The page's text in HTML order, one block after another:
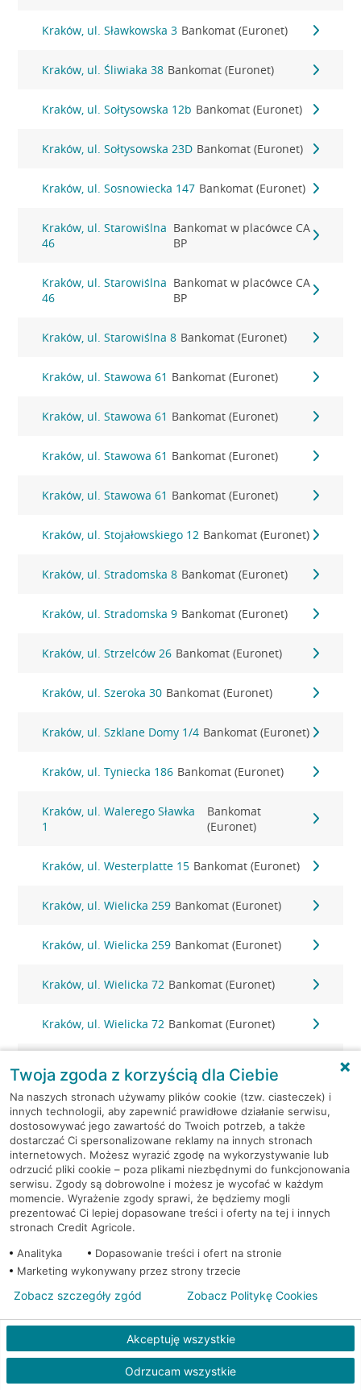
Kraków, ul. Sławkowska 3 Bankomat (Euronet)
Kraków, ul. Śliwiaka 38 Bankomat (Euronet)
Kraków, ul. Sołtysowska 12b Bankomat (Euronet)
Kraków, ul. Sołtysowska 23D Bankomat (Euronet)
Kraków, ul. Sosnowiecka 147 Bankomat (Euronet)
Kraków, ul. Starowiślna
46
Bankomat w placówce CA
BP
Kraków, ul. Starowiślna
46
Bankomat w placówce CA
BP
Kraków, ul. Starowiślna 8 Bankomat (Euronet)
Kraków, ul. Stawowa 61 Bankomat (Euronet)
Kraków, ul. Stawowa 61 Bankomat (Euronet)
Kraków, ul. Stawowa 61 Bankomat (Euronet)
Kraków, ul. Stawowa 61 Bankomat (Euronet)
Kraków, ul. Stojałowskiego 12 Bankomat (Euronet)
Kraków, ul. Stradomska 8 Bankomat (Euronet)
Kraków, ul. Stradomska 9 Bankomat (Euronet)
Kraków, ul. Strzelców 26 Bankomat (Euronet)
Kraków, ul. Szeroka 30 Bankomat (Euronet)
Kraków, ul. Szklane Domy 1/4 Bankomat (Euronet)
Kraków, ul. Tyniecka 186 Bankomat (Euronet)
Kraków, ul. Walerego Sławka
1
Bankomat
(Euronet)
Kraków, ul. Westerplatte 15 Bankomat (Euronet)
Kraków, ul. Wielicka 259 Bankomat (Euronet)
Kraków, ul. Wielicka 259 Bankomat (Euronet)
Kraków, ul. Wielicka 72 Bankomat (Euronet)
Kraków, ul. Wielicka 72 Bankomat (Euronet)
Kraków, ul. Wielicka 79 Bankomat (Euronet)
Kraków, ul. Wiślna 6 Bankomat (Euronet)
Kraków, ul. Włoska 2 Bankomat (Euronet)
Kraków, ul. Wrocławska 43A Bankomat (Euronet)
Kraków, ul. Wysłouchów 1 Bankomat (Euronet)
Kraków, ul. Zakopiańska 105 Bankomat (Euronet)
Kraków, ul. Zakopiańska 62 Bankomat (Euronet)
Kraków, ul. Zakopiańska 62 Bankomat (Euronet)
Twoja zgoda z korzyścią dla Ciebie
Na naszych stronach używamy plików cookie (tzw. ciasteczek) i
innych technologii, aby zapewnić prawidłowe działanie serwisu,
dostosowywać jego zawartość do Twoich potrzeb, a także
dostarczać Ci spersonalizowane reklamy na innych stronach
internetowych. Możesz wyrazić zgodę na wykorzystywanie lub
odrzucić pliki cookie – poza plikami niezbędnymi do funkcjonowania
serwisu. Zgody są dobrowolne i możesz je wycofać w każdym
momencie. Wyrażenie zgody sprawi, że będziemy mogli
prezentować Ci lepiej dopasowane treści i oferty na tej i innych
stronach Credit Agricole.
Analityka
Dopasowanie treści i ofert na stronie
Marketing wykonywany przez strony trzecie
Akceptuję wszystkie
Odrzucam wszystkie
Zobacz szczegóły zgód Zobacz Politykę Cookies